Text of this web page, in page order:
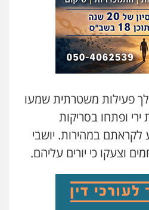
אלימלך
חמורה תעבורה אסירים
נאטור
חמורה מעצרים וחקירות
משרד עורכי דין
כלכלית צווארון לבן
פעילות משטרתית שמעו
ירי ופתחו בסריקות
לקראתם במהירות. יושבי
וצעקו כי יורים עליהם.